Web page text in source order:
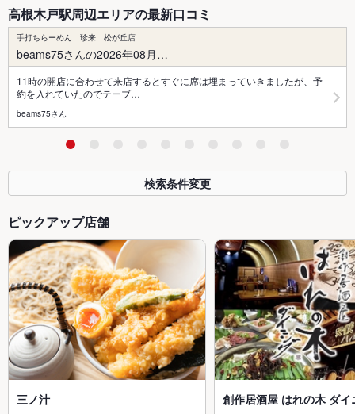
高根木戸駅周辺エリアの最新口コミ
手打ちらーめん 珍来 松が丘店
beams75さんの2026年08月…
11時の開店に合わせて来店するとすぐに席は埋まっていきましたが、予
約を入れていたのでテーブ…
beams75さん
検索条件変更
ピックアップ店舗
三ノ汁 創作居酒屋 はれの木 ダイ